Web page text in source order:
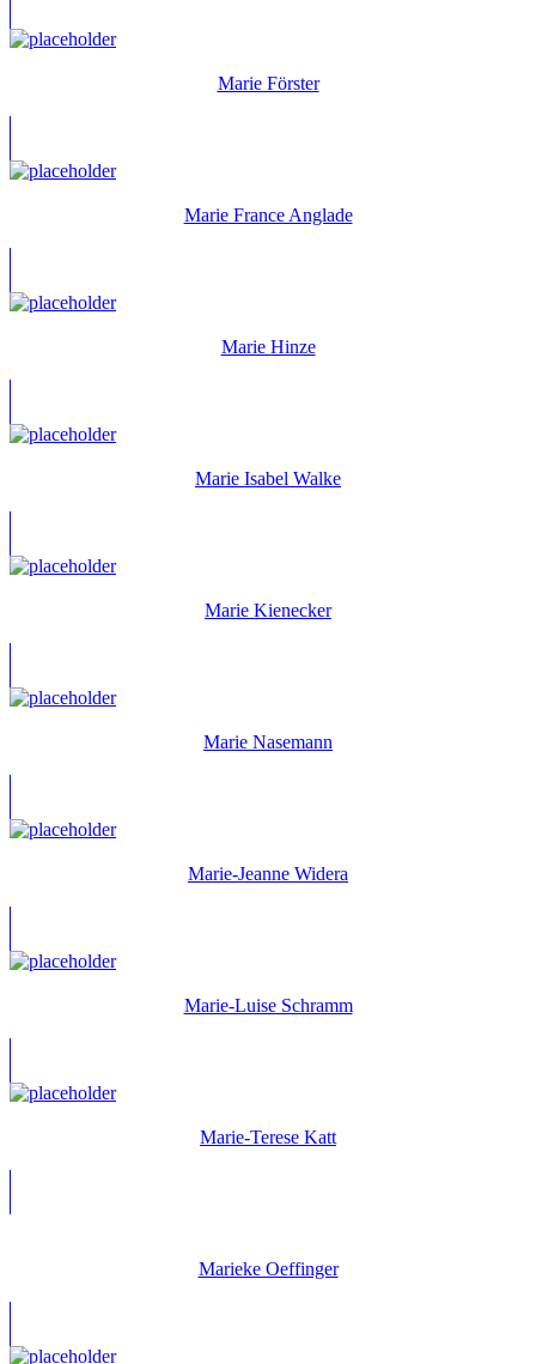
Marie Förster
Marie France Anglade
Marie Hinze
Marie Isabel Walke
Marie Kienecker
Marie Nasemann
Marie-Jeanne Widera
Marie-Luise Schramm
Marie-Terese Katt
Marieke Oeffinger